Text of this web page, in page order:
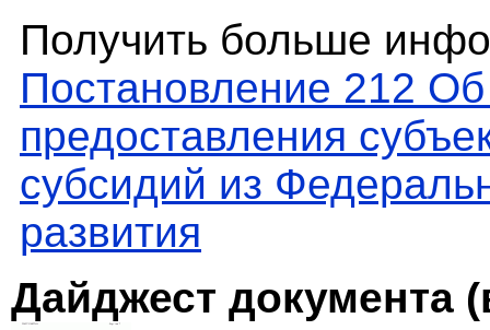
Получить больше
Постановление 212
предоставления
субсидий из
развития
Дайджест документа